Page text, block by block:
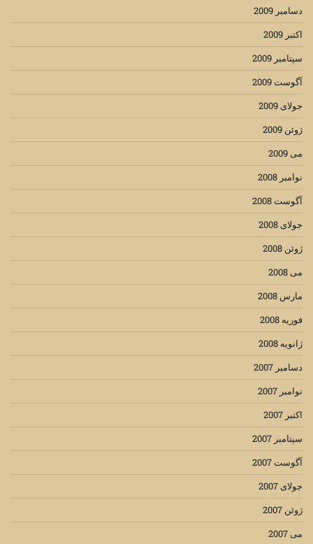
دسامبر 2009
اکتبر 2009
سپتامبر 2009
آگوست 2009
جولای 2009
ژوئن 2009
می 2009
نوامبر 2008
آگوست 2008
جولای 2008
ژوئن 2008
می 2008
مارس 2008
فوریه 2008
ژانویه 2008
دسامبر 2007
نوامبر 2007
اکتبر 2007
سپتامبر 2007
آگوست 2007
جولای 2007
ژوئن 2007
می 2007